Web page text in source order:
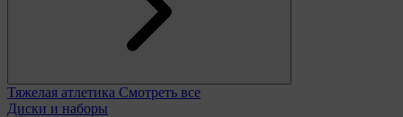
Тяжелая атлетика Смотреть все
Диски и наборы